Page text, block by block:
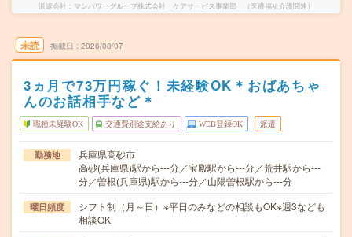
派遣会社 マンパワーグループ株式会社 ケアサービス事業部 （医療福祉介護関連）
未読 掲載日 2026/08/07
3ヵ月で73万円稼ぐ！未経験OK＊おばあちゃ
んのお話相手など＊
職種未経験OK 交通費別途支給あり WEB登録OK 派遣
勤務地
兵庫県高砂市
高砂(兵庫県)駅から---分／宝殿駅から---分／荒井駅から---
分／曽根(兵庫県)駅から---分／山陽曽根駅から---分
曜日頻度
シフト制（月～日）※平日のみなどの相談もOK※週3なども
相談OK